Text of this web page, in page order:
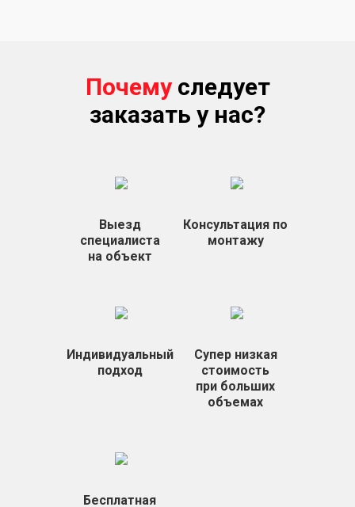
Почемуследует
заказать у нас?
Выезд
специалиста
на объект
Консультация по
монтажу
Индивидуальный
подход
Супер низкая
стоимость
при больших
объемах
Бесплатная